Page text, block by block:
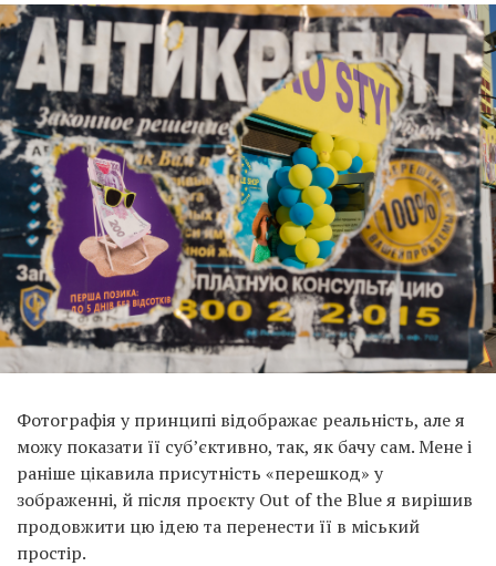
Фотографія у принципі відображає реальність, але я
можу показати її суб’єктивно, так, як бачу сам. Мене і
раніше цікавила присутність «перешкод» у
зображенні, й після проєкту Out of the Blue я вирішив
продовжити цю ідею та перенести її в міський
простір.